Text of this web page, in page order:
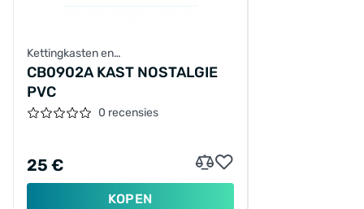
Kettingkasten en
achterbrugbescherming
CB0902A KAST NOSTALGIE
PVC
0 recensies
25 €
KOPEN